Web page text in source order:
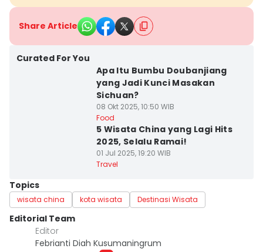
Share Article
Curated For You
Apa Itu Bumbu Doubanjiang
yang Jadi Kunci Masakan
Sichuan?
08 Okt 2025, 10:50 WIB
Food
5 Wisata China yang Lagi Hits
2025, Selalu Ramai!
01 Jul 2025, 19:20 WIB
Travel
Topics
wisata china kota wisata Destinasi Wisata
Editorial Team
Editor
Febrianti Diah Kusumaningrum